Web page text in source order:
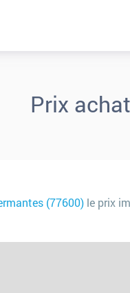
Prix
(77600) le prix